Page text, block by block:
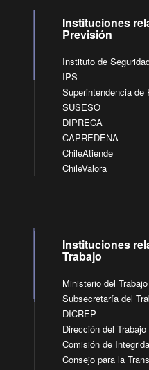
Instituciones
Previsión
Instituto de
IPS
Superintendencia de
SUSESO
DIPRECA
CAPREDENA
ChileAtiende
ChileValora
Instituciones
Trabajo
Ministerio del
Subsecretaría del
DICREP
Dirección del Trabajo
Comisión de
Consejo para la